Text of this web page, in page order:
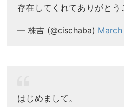
存在してくれてありがとう
— 株吉 (@cischaba) March
はじめまして。